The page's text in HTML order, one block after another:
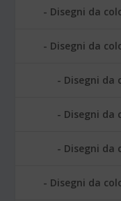
Disegni da
Disegni da
Disegni da
Disegni da
Disegni da
Disegni da